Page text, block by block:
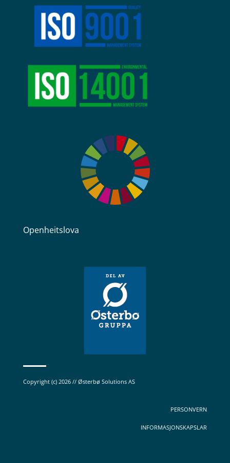
Openheitslova
Copyright (c) 2026 // Østerbø Solutions AS
PERSONVERN
INFORMASJONSKAPSLAR